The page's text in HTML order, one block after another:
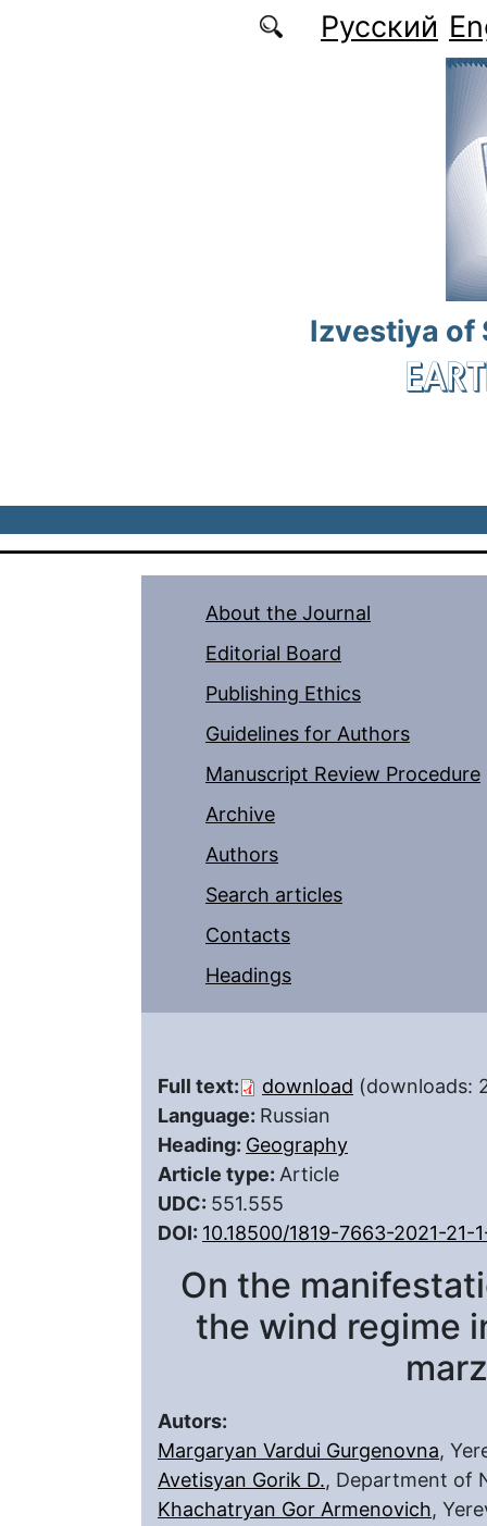
Русский
Izvestiya of
About the Journal
Editorial Board
Publishing Ethics
Guidelines for Authors
Manuscript Review Procedure
Archive
Authors
Search articles
Contacts
Headings
Full text: download (downloads:
Language: Russian
Heading: Geography
Article type: Article
UDC: 551.555
DOI: 10.18500/1819-7663-2021-21-
On the
the wind regime
Autors:
Margaryan Vardui Gurgenovna,
Avetisyan Gorik D., Department of
Khachatryan Gor Armenovich,